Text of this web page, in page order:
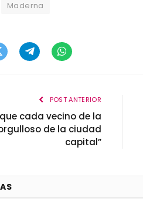
Maderna
TelegramWhatsApp
POST ANTERIOR
cada vecino de la
de la ciudad
capital”